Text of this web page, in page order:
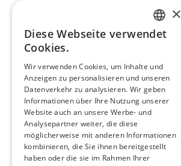
ENGLISH
GERMAN
FRENCH
×
Diese Webseite verwendet
Cookies.
Wir verwenden Cookies, um Inhalte und
Anzeigen zu personalisieren und unseren
Datenverkehr zu analysieren. Wir geben
Informationen über Ihre Nutzung unserer
Website auch an unsere Werbe- und
Analysepartner weiter, die diese
möglicherweise mit anderen Informationen
kombinieren, die Sie ihnen bereitgestellt
haben oder die sie im Rahmen Ihrer